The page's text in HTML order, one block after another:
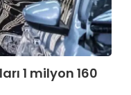
1 milyon 160